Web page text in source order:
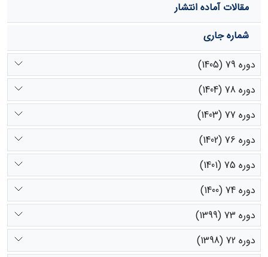
مقالات آماده انتشار
شماره جاری
دوره 79 (1405)
دوره 78 (1404)
دوره 77 (1403)
دوره 76 (1402)
دوره 75 (1401)
دوره 74 (1400)
دوره 73 (1399)
دوره 72 (1398)